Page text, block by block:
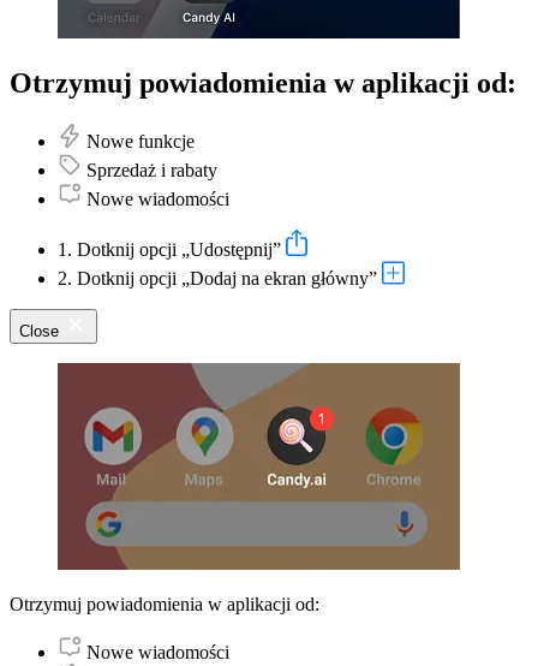
Otrzymuj powiadomienia w aplikacji od:
Nowe funkcje
Sprzedaż i rabaty
Nowe wiadomości
1. Dotknij opcji „Udostępnij”
2. Dotknij opcji „Dodaj na ekran główny”
Close
Otrzymuj powiadomienia w aplikacji od:
Nowe wiadomości